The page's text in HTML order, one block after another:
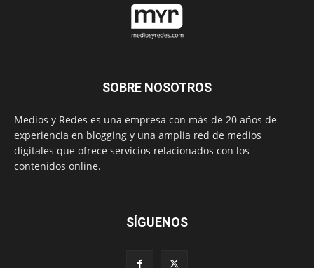
SOBRE NOSOTROS
Medios y Redes es una empresa con más de 20 años de
experiencia en blogging y una amplia red de medios
digitales que ofrece servicios relacionados con los
contenidos online.
SÍGUENOS